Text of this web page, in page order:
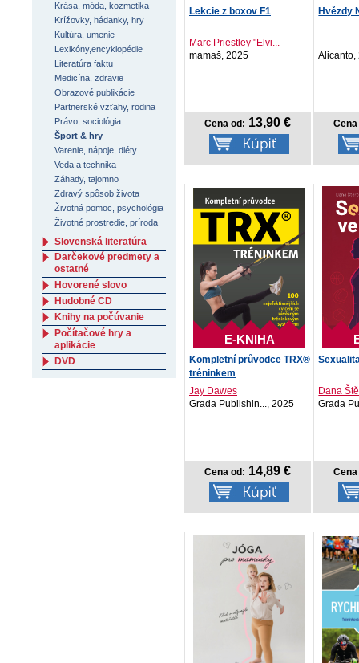
Lekcie z boxov F1
Marc Priestley "Elvi...
mamaš, 2025
Cena od: 13,90 €
Hvězdy
Alicanto,
E-KNIHA
Kompletní průvodce TRX®
tréninkem
Jay Dawes
Grada Publishin..., 2025
Cena od: 14,89 €
Dana
Grada
Krása, móda, kozmetika
Krížovky, hádanky, hry
Kultúra, umenie
Lexikóny,encyklopédie
Literatúra faktu
Medicína, zdravie
Obrazové publikácie
Partnerské vzťahy, rodina
Právo, sociológia
Šport & hry
Varenie, nápoje, diéty
Veda a technika
Záhady, tajomno
Zdravý spôsob života
Životná pomoc, psychológia
Životné prostredie, príroda
Slovenská literatúra
Darčekové predmety a
ostatné
Hovorené slovo
Hudobné CD
Knihy na počúvanie
Počítačové hry a
aplikácie
DVD